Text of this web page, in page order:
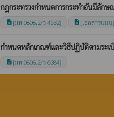
กฎกระทรวงกำหนดการกระทำอันมีลักษ
description [มท 0808.2/ว 4532] description [เอกสารแนบ]
กำหนดหลักเกณฑ์และวิธีปฏิบัติตามระเ
description [มท 0808.2/ว 6384]